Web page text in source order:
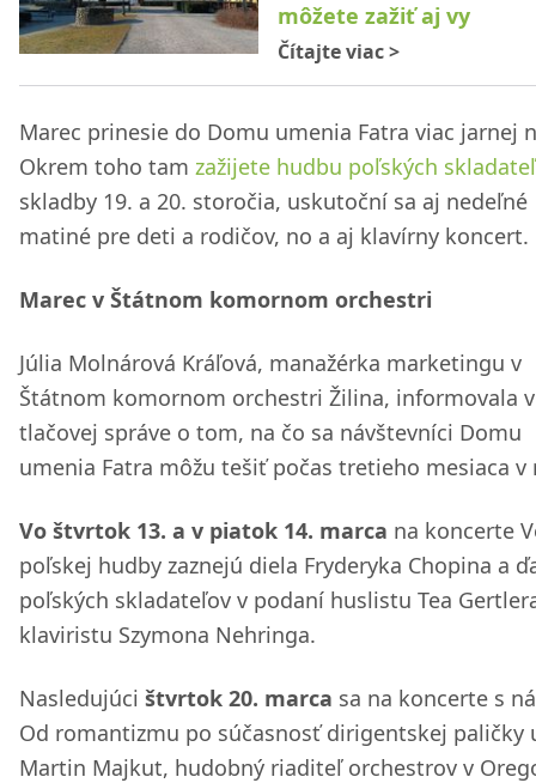
môžete zažiť aj vy
Čítajte viac>
Marec prinesie do Domu umenia Fatra viac jarnej
Okrem toho tam zažijete hudbu poľských
skladby 19. a 20. storočia, uskutoční sa aj nedeľné
matiné pre deti a rodičov, no a aj klavírny koncert.
Marec v Štátnom komornom orchestri
Júlia Molnárová Kráľová, manažérka marketingu v
Štátnom komornom orchestri Žilina, informovala v
tlačovej správe o tom, na čo sa návštevníci Domu
umenia Fatra môžu tešiť počas tretieho mesiaca v
Vo štvrtok 13. a v piatok 14. marca na koncerte
poľskej hudby zaznejú diela Fryderyka Chopina a
poľských skladateľov v podaní huslistu Tea
klaviristu Szymona Nehringa.
Nasledujúci štvrtok 20. marca sa na koncerte s
Od romantizmu po súčasnosť dirigentskej paličky
Martin Majkut, hudobný riaditeľ orchestrov v